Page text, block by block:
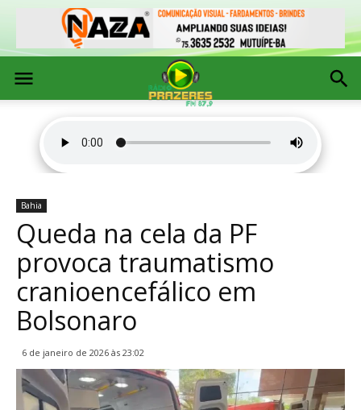
Bahia
Queda na cela da PF
provoca traumatismo
cranioencefálico em
Bolsonaro
6 de janeiro de 2026 às 23:02